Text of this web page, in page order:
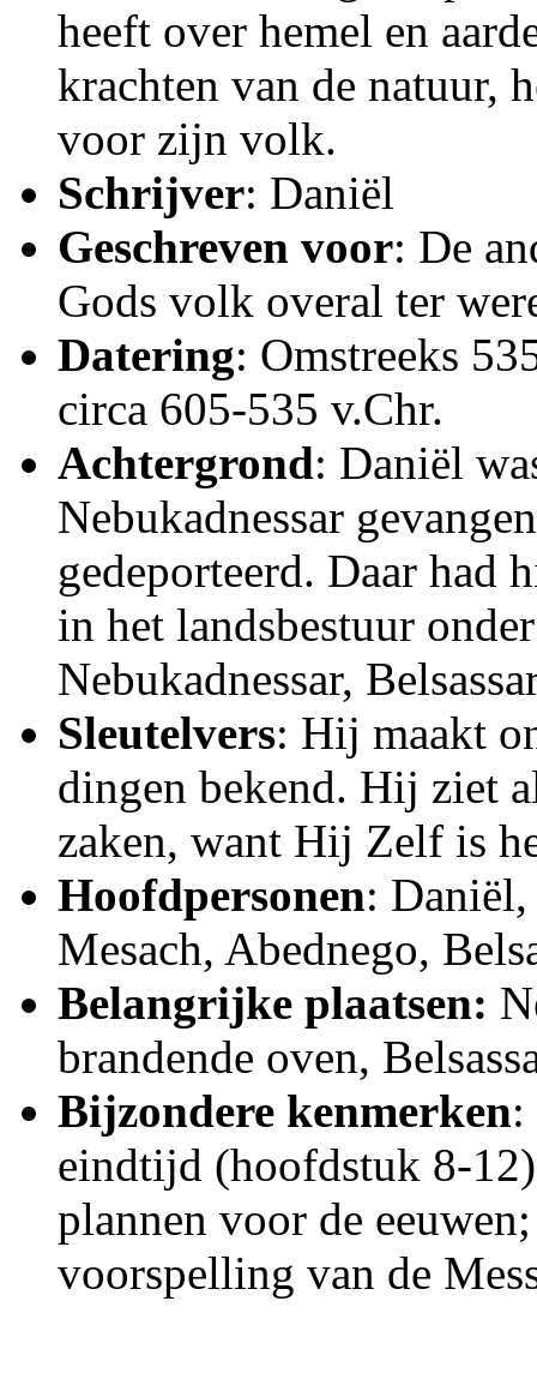
heeft over hemel en
krachten van de natuur,
voor zijn volk.
Schrijver: Daniël
Geschreven voor: De
Gods volk overal ter
Datering: Omstreeks
circa 605-535 v.Chr.
Achtergrond: Daniël
Nebukadnessar
gedeporteerd. Daar had
in het landsbestuur
Nebukadnessar,
Sleutelvers: Hij maakt
dingen bekend. Hij ziet
zaken, want Hij Zelf is
Hoofdpersonen: Daniël,
Mesach, Abednego,
Belangrijke plaatsen:
brandende oven,
Bijzondere kenmerken:
eindtijd (hoofdstuk 8-
plannen voor de
voorspelling van de